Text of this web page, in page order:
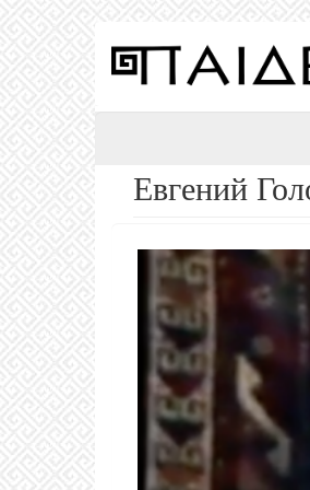
Перейти
основному
содержанию
Евгений